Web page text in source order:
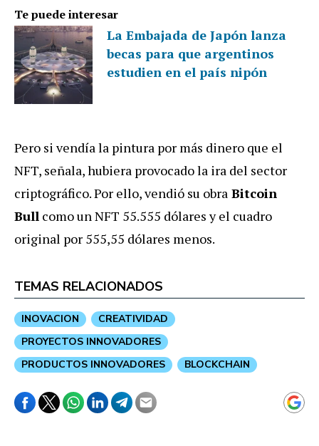
Te puede interesar
La Embajada de Japón lanza
becas para que argentinos
estudien en el país nipón
Pero si vendía la pintura por más dinero que el
NFT, señala, hubiera provocado la ira del sector
criptográfico. Por ello, vendió su obra Bitcoin
Bull como un NFT 55.555 dólares y el cuadro
original por 555,55 dólares menos.
TEMAS RELACIONADOS
INOVACION
CREATIVIDAD
PROYECTOS INNOVADORES
PRODUCTOS INNOVADORES
BLOCKCHAIN